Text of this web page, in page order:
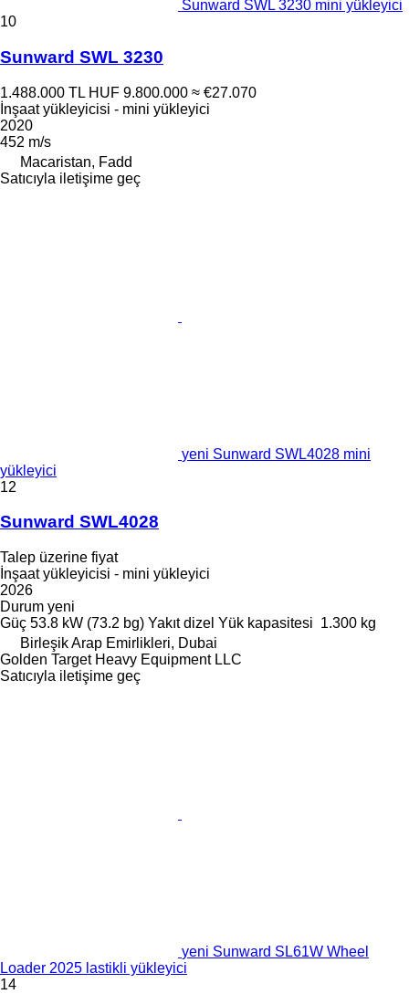
Sunward SWL 3230 mini yükleyici
10
Sunward SWL 3230
1.488.000 TL HUF 9.800.000 ≈ €27.070
İnşaat yükleyicisi - mini yükleyici
2020
452 m/s
Macaristan, Fadd
Satıcıyla iletişime geç
yeni Sunward SWL4028 mini
yükleyici
12
Sunward SWL4028
Talep üzerine fiyat
İnşaat yükleyicisi - mini yükleyici
2026
Durum yeni
Güç 53.8 kW (73.2 bg) Yakıt dizel Yük kapasitesi 1.300 kg
Birleşik Arap Emirlikleri, Dubai
Golden Target Heavy Equipment LLC
Satıcıyla iletişime geç
yeni Sunward SL61W Wheel
Loader 2025 lastikli yükleyici
14